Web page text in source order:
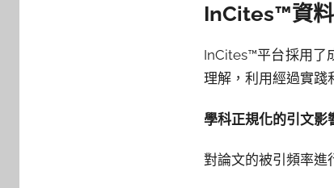
InCites™資
InCites™平台採用了
理解，利用經過實踐
學科正規化的引文影
對論文的被引頻率進